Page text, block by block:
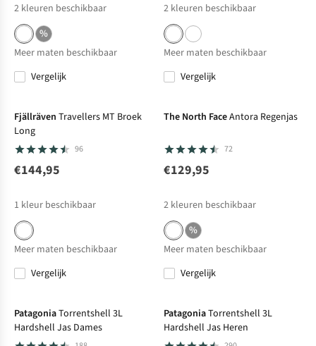
2 kleuren beschikbaar
%
Meer maten beschikbaar
Vergelijk
2 kleuren beschikbaar
Meer maten beschikbaar
Vergelijk
Fjällräven Travellers MT Broek
Long
96
€144,95
1 kleur beschikbaar
Meer maten beschikbaar
Vergelijk
Net binnen
The North FaceAntora Regenjas
72
€129,95
2 kleuren beschikbaar
%
Meer maten beschikbaar
Vergelijk
Bever's Keuze
PatagoniaTorrentshell 3L
Hardshell Jas Dames
Bever's Keuze
PatagoniaTorrentshell 3L
Hardshell Jas Heren